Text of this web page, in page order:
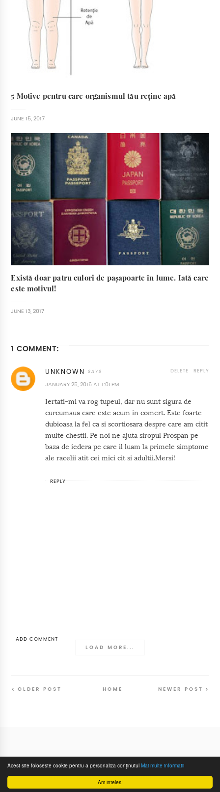
Am inteles!
Acest site foloseste cookie pentru a personaliza conținutul Mai multe informatii
5 Motive pentru care organismul tău reține apă
JUNE 15, 2017
Există doar patru culori de pașapoarte în lume. Iată care
este motivul!
JUNE 13, 2017
1 COMMENT:
UNKNOWN
JANUARY 25, 2016 AT 1:01 PM
Iertati-mi va rog tupeul, dar nu sunt sigura de
curcumaua care este acum in comert. Este foarte
dubioasa la fel ca si scortiosara despre care am citit
multe chestii. Pe noi ne ajuta siropul Prospan pe
baza de iedera pe care il luam la primele simptome
ale racelii atit cei mici cit si adultii.Mersi!
REPLY
DELETE
REPLY
ADD COMMENT
LOAD MORE...
NEWER POST
OLDER POST HOME
All Rights Reserved Pentru Suflet- 2016